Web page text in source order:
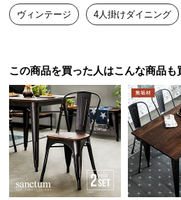
に
て
中
型
商
品
の
配
送
ヴィンテージ 4人掛けダイニング
この商品を買った人はこんな商品も